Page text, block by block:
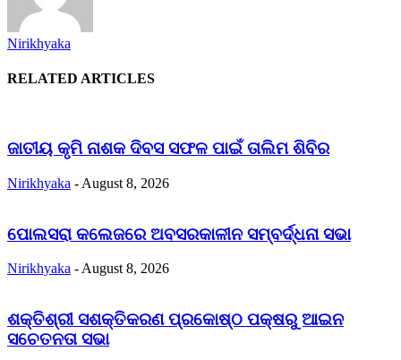
Nirikhyaka
RELATED ARTICLES
ଜାତୀୟ କୃମି ନାଶକ ଦିବସ ସଫଳ ପାଇଁ ତାଲିମ ଶିବିର
Nirikhyaka - August 8, 2026
ପୋଲସରା କଲେଜରେ ଅବସରକାଳୀନ ସମ୍ବର୍ଦ୍ଧନା ସଭା
Nirikhyaka - August 8, 2026
ଶକ୍ତିଶ୍ରୀ ସଶକ୍ତିକରଣ ପ୍ରକୋଷ୍ଠ ପକ୍ଷରୁ ଆଇନ
ସଚେତନତା ସଭା